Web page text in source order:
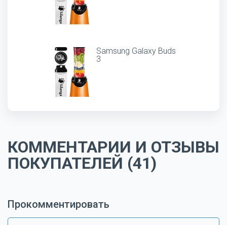
Samsung Galaxy Buds
3
КОММЕНТАРИИ И ОТЗЫВЫ
ПОКУПАТЕЛЕЙ (41)
Прокомментировать